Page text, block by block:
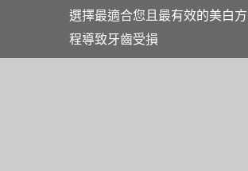
選擇最適合您且最有效的美白
程導致牙齒受損